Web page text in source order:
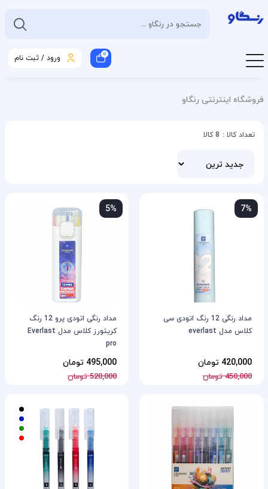
0 ورود / ثبت نام
فروشگاه اینترنتی رنگاو
تعداد کالا : 8 کالا
مداد رنگی 12 رنگ اتودی سی
کلاس مدل everlast
420,000 تومان
7%
450,000 تومان
مداد رنگی اتودی پرو 12 رنگ
کریتورز کلاس مدل Everlast
pro
495,000 تومان
5%
520,000 تومان